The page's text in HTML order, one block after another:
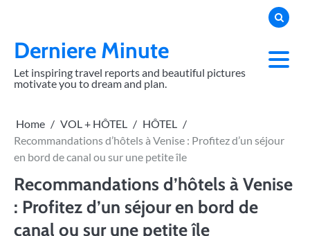
contentDerniere Minute
Let inspiring travel reports and beautiful pictures
motivate you to dream and plan.
Home VOL + HÔTEL
HÔTEL
Recommandations d’hôtels à Venise : Profitez d’un séjour
en bord de canal ou sur une petite île
Recommandations d’hôtels à Venise
: Profitez d’un séjour en bord de
canal ou sur une petite île